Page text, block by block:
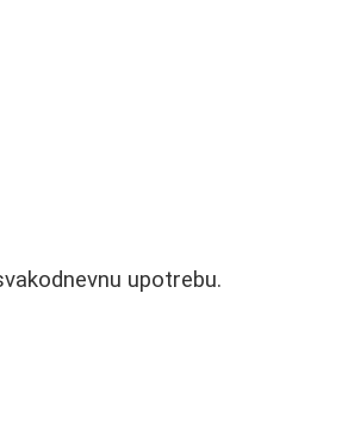
upotrebu.